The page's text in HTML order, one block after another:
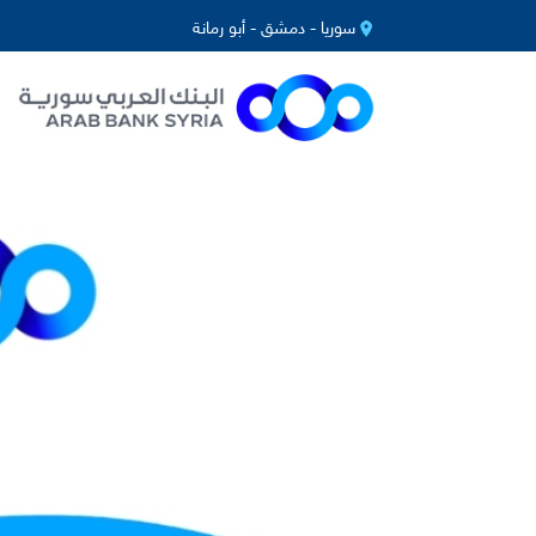
سوريا - دمشق - أبو رمانة